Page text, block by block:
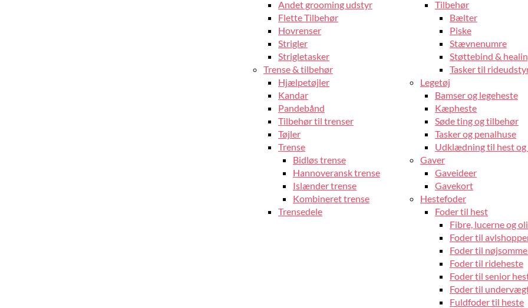
Andet grooming udstyr
Flette Tilbehør
Hovrenser
Strigler
Strigletasker
Trense & tilbehør
Hjælpetøjler
Kandar
Pandebånd
Tilbehør til trenser
Tøjler
Trense
Bidløs trense
Hannoveransk trense
Islænder trense
Kombineret trense
Trensedele
Tilbehør
Bælter
Piske
Stævnenumre
Støttebind &
Tasker til
Legetøj
Bamser og legeheste
Kæpheste
Søde ting og tilbehør
Tasker og penalhuse
Udklædning til hest
Gaver
Gaveideer
Gavekort
Hestefoder
Foder til hest
Fibre, lucerne og
Foder til
Foder til
Foder til rideheste
Foder til senior
Foder til
Fuldfoder til heste